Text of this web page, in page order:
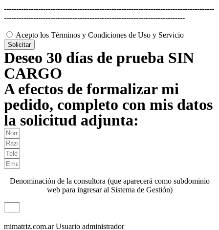
--------------------------------------------------------------------------------------
--------------------------------------------------------------------------
Acepto los Términos y Condiciones de Uso y Servicio
Solicitar
Deseo 30 días de prueba SIN
CARGO
A efectos de formalizar mi
pedido, completo con mis datos
la solicitud adjunta:
Denominación de la consultora (que aparecerá como subdominio
web para ingresar al Sistema de Gestión)
mimatriz.com.ar Usuario administrador